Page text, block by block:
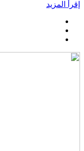
إقرأ المزيد